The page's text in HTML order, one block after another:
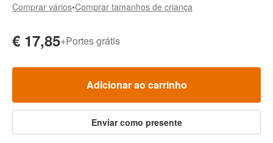
Comprar vários•Comprar tamanhos de criança
€ 17,85+Portes grátis
Adicionar ao carrinho
Enviar como presente